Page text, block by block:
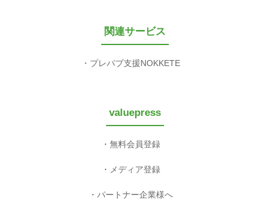
関連サービス
プレパブ支援NOKKETE
valuepress
無料会員登録
メディア登録
パートナー企業様へ